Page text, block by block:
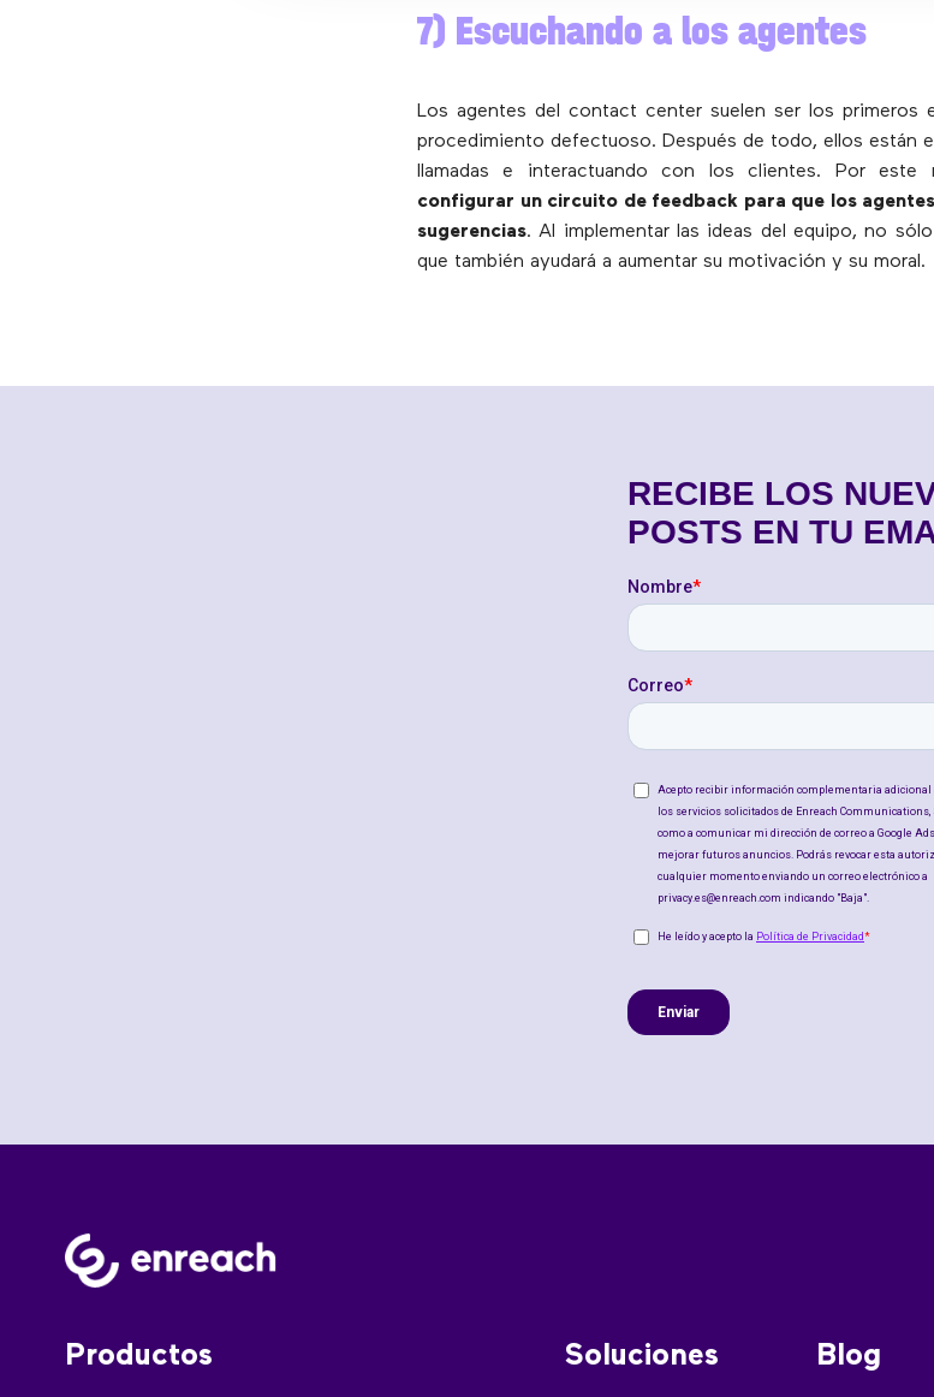
7) Escuchando a los agentes
Los agentes del contact center suelen ser los primeros
procedimiento defectuoso. Después de todo, ellos están
llamadas e interactuando con los clientes. Por este
configurar un circuito de feedback para que los
sugerencias. Al implementar las ideas del equipo, no
que también ayudará a aumentar su motivación y su moral.
Productos Soluciones Blog